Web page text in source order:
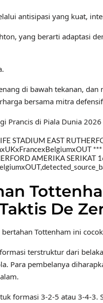
antisipasi yang kuat,
yang berarti adaptasi
di bawah tekanan, dan
bersama mitra
Prancis di Piala Dunia 2026
STADIUM EAST
AMERIKA SERIKAT
De
Tottenham ini
terstruktur dari
Para pembelanya
formasi 3-2-5 atau 3-4-3.